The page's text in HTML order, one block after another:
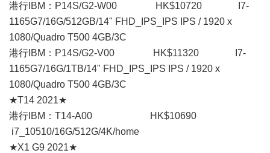
港行IBM：P14S/G2-W00 HK$10720 I7-
1165G7/16G/512GB/14" FHD_IPS_IPS IPS / 1920 x
1080/Quadro T500 4GB/3C
港行IBM：P14S/G2-V00 HK$11320 I7-
1165G7/16G/1TB/14" FHD_IPS_IPS IPS / 1920 x
1080/Quadro T500 4GB/3C
★T14 2021★
港行IBM：T14-A00 HK$10690
i7_10510/16G/512G/4K/home
★X1 G9 2021★